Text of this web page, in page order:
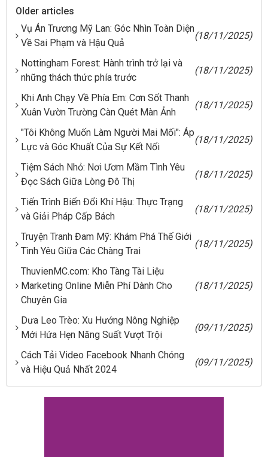
Older articles
Vụ Án Trương Mỹ Lan: Góc Nhìn Toàn Diện
Về Sai Phạm và Hậu Quả
(18/11/2025)
Nottingham Forest: Hành trình trở lại và
những thách thức phía trước
(18/11/2025)
Khi Anh Chạy Về Phía Em: Cơn Sốt Thanh
Xuân Vườn Trường Càn Quét Màn Ảnh
(18/11/2025)
"Tôi Không Muốn Làm Người Mai Mối": Áp
Lực và Góc Khuất Của Sự Kết Nối
(18/11/2025)
Tiệm Sách Nhỏ: Nơi Ươm Mầm Tình Yêu
Đọc Sách Giữa Lòng Đô Thị
(18/11/2025)
Tiến Trình Biến Đổi Khí Hậu: Thực Trạng
và Giải Pháp Cấp Bách
(18/11/2025)
Truyện Tranh Đam Mỹ: Khám Phá Thế Giới
Tình Yêu Giữa Các Chàng Trai
(18/11/2025)
ThuvienMC.com: Kho Tàng Tài Liệu
Marketing Online Miễn Phí Dành Cho
Chuyên Gia
(18/11/2025)
Dưa Leo Trèo: Xu Hướng Nông Nghiệp
Mới Hứa Hẹn Năng Suất Vượt Trội
(09/11/2025)
Cách Tải Video Facebook Nhanh Chóng
và Hiệu Quả Nhất 2024
(09/11/2025)